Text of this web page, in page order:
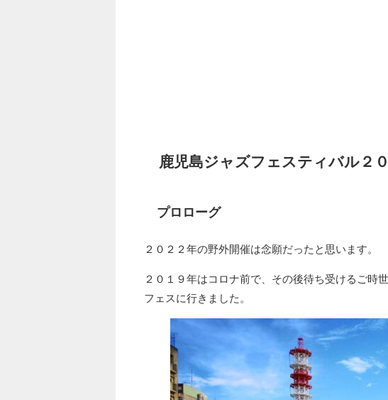
鹿児島ジャズフェスティバル２
プロローグ
２０２２年の野外開催は念願だったと思います。
２０１９年はコロナ前で、その後待ち受けるご時
フェスに行きました。